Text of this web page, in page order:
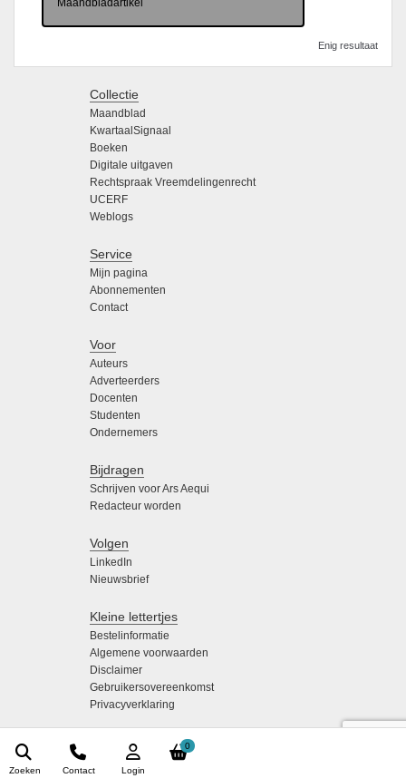
0
Login
Contact
Zoeken
Enig resultaat
Collectie
Maandblad
KwartaalSignaal
Boeken
Digitale uitgaven
Rechtspraak Vreemdelingenrecht
UCERF
Weblogs
Service
Mijn pagina
Abonnementen
Contact
Voor
Auteurs
Adverteerders
Docenten
Studenten
Ondernemers
Bijdragen
Schrijven voor Ars Aequi
Redacteur worden
Volgen
LinkedIn
Nieuwsbrief
Kleine lettertjes
Bestelinformatie
Algemene voorwaarden
Disclaimer
Gebruikersovereenkomst
Privacyverklaring